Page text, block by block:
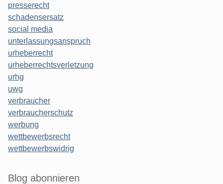
presserecht
schadensersatz
social media
unterlassungsanspruch
urheberrecht
urheberrechtsverletzung
urhg
uwg
verbraucher
verbraucherschutz
werbung
wettbewerbsrecht
wettbewerbswidrig
Blog abonnieren